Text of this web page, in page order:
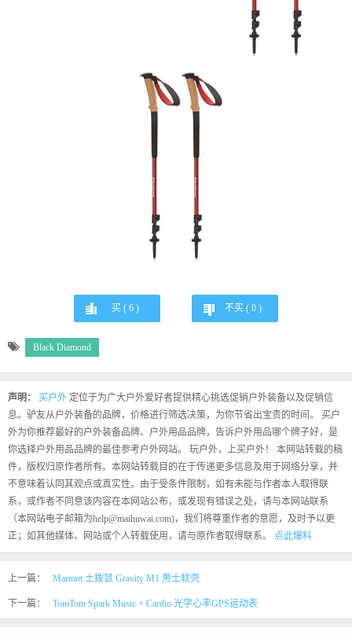
买 ( 6) 不买 ( 0)
Black Diamond
声明： 买户外 定位于为广大户外爱好者提供精心挑选促销户外装备以及促销信
息。驴友从户外装备的品牌，价格进行筛选决策，为你节省出宝贵的时间。 买户
外为你推荐最好的户外装备品牌、户外用品品牌，告诉户外用品哪个牌子好，是
你选择户外用品品牌的最佳参考户外网站。 玩户外，上买户外！ 本网站转载的稿
件，版权归原作者所有。本网站转载目的在于传递更多信息及用于网络分享，并
不意味着认同其观点或真实性。由于受条件限制，如有未能与作者本人取得联
系，或作者不同意该内容在本网站公布，或发现有错误之处，请与本网站联系
（本网站电子邮箱为help@maihuwai.com)，我们将尊重作者的意愿，及时予以更
正；如其他媒体、网站或个人转载使用，请与原作者取得联系。 点此爆料
上一篇： Marmot 土拨鼠 Gravity M1 男士软壳
下一篇： TomTom Spark Music + Cardio 光学心率GPS运动表